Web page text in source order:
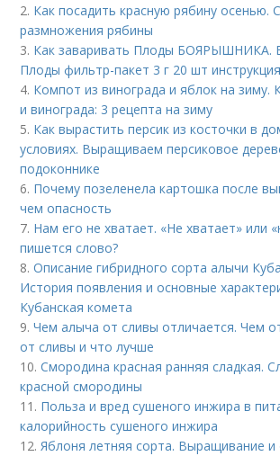
2. Как посадить красную рябину осенью.
размножения рябины
3. Как заваривать Плоды БОЯРЫШНИКА.
Плоды фильтр-пакет 3 г 20 шт
4. Компот из винограда и яблок на зиму.
и винограда: 3 рецепта на зиму
5. Как вырастить персик из косточки в
условиях. Выращиваем персиковое
подоконнике
6. Почему позеленела картошка после
чем опасность
7. Нам его не хватает. «Не хватает» или
пишется слово?
8.Описание гибридного сорта алычи
История появления и основные
Кубанская комета
9.Чем алыча от сливы отличается. Чем
от сливы и что лучше
10.Смородина красная ранняя сладкая.
красной смородины
11. Польза и вред сушеного инжира в
калорийность сушеного инжира
12.Яблоня летняя сорта. Выращивание и